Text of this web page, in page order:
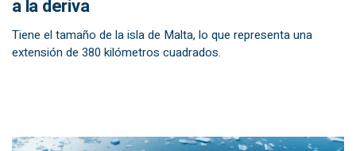
a la deriva
Tiene el tamaño de la isla de Malta, lo que representa una
extensión de 380 kilómetros cuadrados.